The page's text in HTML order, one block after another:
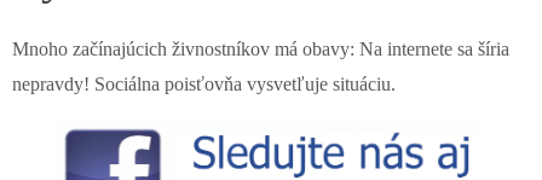
Mnoho začínajúcich živnostníkov má obavy: Na internete sa šíria
nepravdy! Sociálna poisťovňa vysvetľuje situáciu.